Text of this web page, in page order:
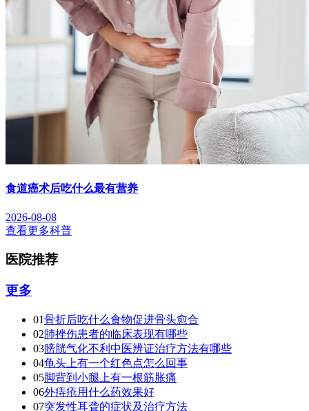
食道癌术后吃什么最有营养
2026-08-08
查看更多科普
医院推荐
更多
01骨折后吃什么食物促进骨头愈合
02肺挫伤患者的临床表现有哪些
03膀胱气化不利中医辨证治疗方法有哪些
04龟头上有一个红色点怎么回事
05脚背到小腿上有一根筋胀痛
06外痔疮用什么药效果好
07突发性耳聋的症状及治疗方法